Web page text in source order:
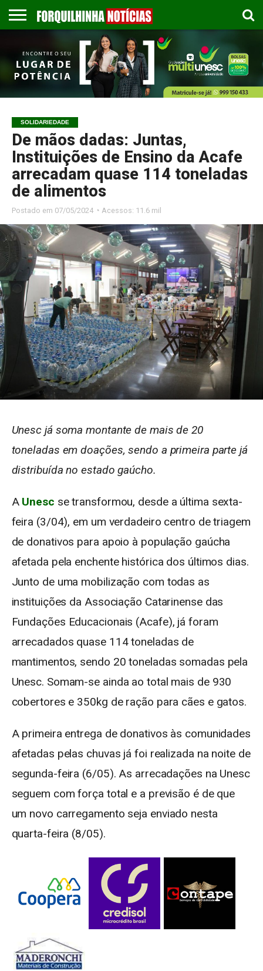
EMPREGOS
ESPORTES
PUBLICAÇÃO
LEGAL
GASTRONOMIA
CONTATO
SOLIDARIEDADE
De mãos dadas: Juntas,
Instituições de Ensino da Acafe
arrecadam quase 114 toneladas
de alimentos
Postado em 07/05/2024 ◔ Acessos: 11.6 mil
Unesc já soma montante de mais de 20
toneladas em doações, sendo a primeira parte já
distribuída no estado gaúcho.
A Unesc se transformou, desde a última sexta-
feira (3/04), em um verdadeiro centro de triagem
de donativos para apoio à população gaúcha
afetada pela enchente histórica dos últimos dias.
Junto de uma mobilização com todas as
instituições da Associação Catarinense das
Fundações Educacionais (Acafe), já foram
arrecadados quase 114 toneladas de
mantimentos, sendo 20 toneladas somadas pela
Unesc. Somam-se ainda ao total mais de 930
cobertores e 350kg de ração para cães e gatos.
A primeira entrega de donativos às comunidades
afetadas pelas chuvas já foi realizada na noite de
segunda-feira (6/05). As arrecadações na Unesc
seguem com força total e a previsão é de que
um novo carregamento seja enviado nesta
quarta-feira (8/05).